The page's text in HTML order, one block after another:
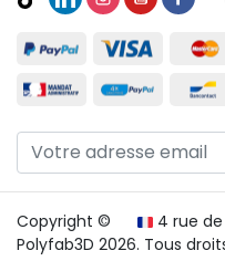
4 rue de
Copyright ©
Polyfab3D 2026. Tous